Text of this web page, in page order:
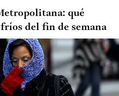
qué
del fin de semana